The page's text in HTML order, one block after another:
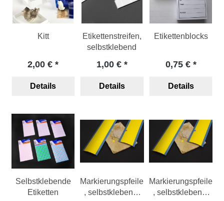
Kitt
2,00 €
Details
Etikettenstreifen,
selbstklebend
1,00 €
Details
Etikettenblocks
0,75 €
Details
Selbstklebende
Etiketten
Markierungspfeile
, selbstklebend,
Markierungspfeile
, selbstklebend,